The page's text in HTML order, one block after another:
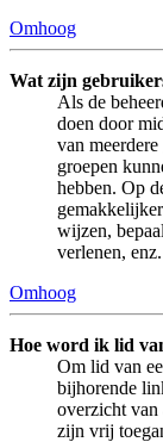
Omhoog
Wat zijn
Als de
doen door
van
groepen
hebben. Op
wijzen,
verlenen, enz.
Omhoog
Hoe word ik lid
Om lid van
bijhorende
overzicht van
zijn vrij